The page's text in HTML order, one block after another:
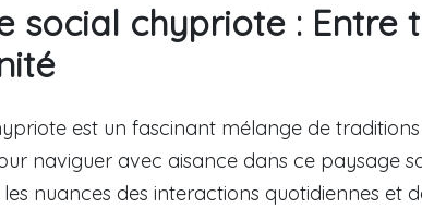
social chypriote : Entre
est un fascinant mélange de traditions
naviguer avec aisance dans ce paysage
nuances des interactions quotidiennes et